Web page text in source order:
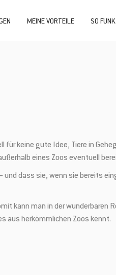
MEINE VORTEILE SO
für keine gute Idee, Tiere in
eines Zoos eventuell
und dass sie, wenn sie bereits
kann man in der wunderbaren
aus herkömmlichen Zoos kennt.